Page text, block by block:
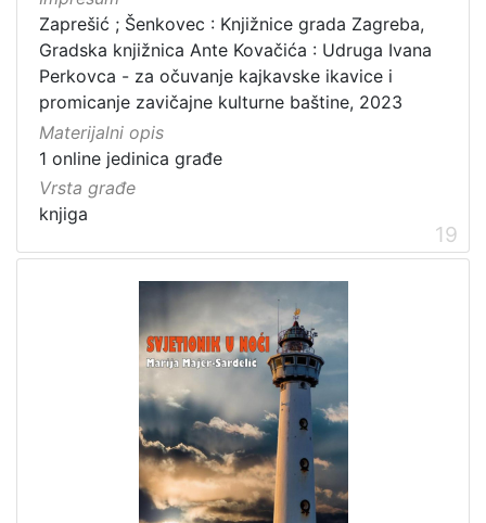
Zaprešić ; Šenkovec : Knjižnice grada Zagreba,
Gradska knjižnica Ante Kovačića : Udruga Ivana
Perkovca - za očuvanje kajkavske ikavice i
promicanje zavičajne kulturne baštine, 2023
Materijalni opis
1 online jedinica građe
Vrsta građe
knjiga
19